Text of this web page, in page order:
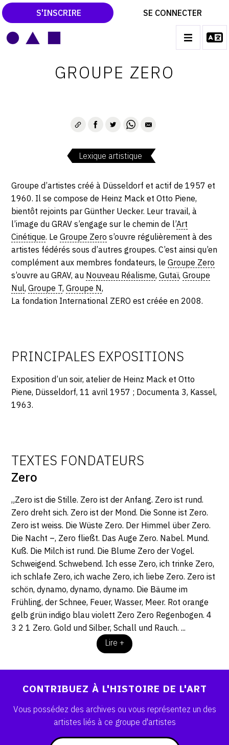
S'INSCRIRE SE CONNECTER
CATALOGUES RAISONNÉS
LES VERNISSAGES
ACTUALITÉS DU MONDE DE L'ART
LEXIQUE ARTISTIQUE
SERVICES
CRÉER SON CATALOGUE RAISONNÉ
ABONNEMENTS DÉDIÉS AUX GALERISTES
CRÉER SON SITE ARTISTE
À PROPOS D'OAM
CGU
CGV
SUIVEZ-NOUS
INSTAGRAM
FACEBOOK
TWITTER
PINTEREST
GROUPE ZERO
Lexique artistique
Groupe d’artistes créé à Düsseldorf et actif de 1957 et
1960. Il se compose de Heinz Mack et Otto Piene,
bientôt rejoints par Günther Uecker. Leur travail, à
l’image du GRAV s’engage sur le chemin de l’Art
Cinétique. LeGroupe Zero s’ouvre régulièrement à des
artistes fédérés sous d’autres groupes. C’est ainsi qu’en
complément aux membres fondateurs, leGroupe Zero
s’ouvre au GRAV, au Nouveau Réalisme,Gutaï,Groupe
Nul,Groupe T,Groupe N,
La fondation International ZERO est créée en 2008.
PRINCIPALES EXPOSITIONS
Exposition d’un soir, atelier de Heinz Mack et Otto
Piene, Düsseldorf, 11 avril 1957 ; Documenta 3, Kassel,
1963.
TEXTES FONDATEURS
Zero
„Zero ist die Stille. Zero ist der Anfang. Zero ist rund.
Zero dreht sich. Zero ist der Mond. Die Sonne ist Zero.
Zero ist weiss. Die Wüste Zero. Der Himmel über Zero.
Die Nacht –, Zero fließt. Das Auge Zero. Nabel. Mund.
Kuß. Die Milch ist rund. Die Blume Zero der Vogel.
Schweigend. Schwebend. Ich esse Zero, ich trinke Zero,
ich schlafe Zero, ich wache Zero, ich liebe Zero. Zero ist
schön, dynamo, dynamo, dynamo. Die Bäume im
Frühling, der Schnee, Feuer, Wasser, Meer. Rot orange
gelb grün indigo blau violett Zero Zero Regenbogen. 4
3 2 1 Zero. Gold und Silber, Schall und Rauch. ...
Lire +
CONTRIBUEZ À L'HISTOIRE DE L'ART
Vous possédez des archives ou vous représentez un des
artistes liés à ce groupe d'artistes